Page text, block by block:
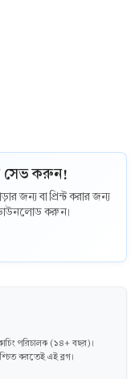
সেভ করুন!
বা প্রিন্ট করার জন্য
করুন।
পরিচালক (১৪+ বছর)।
করতেই এই ব্লগ।